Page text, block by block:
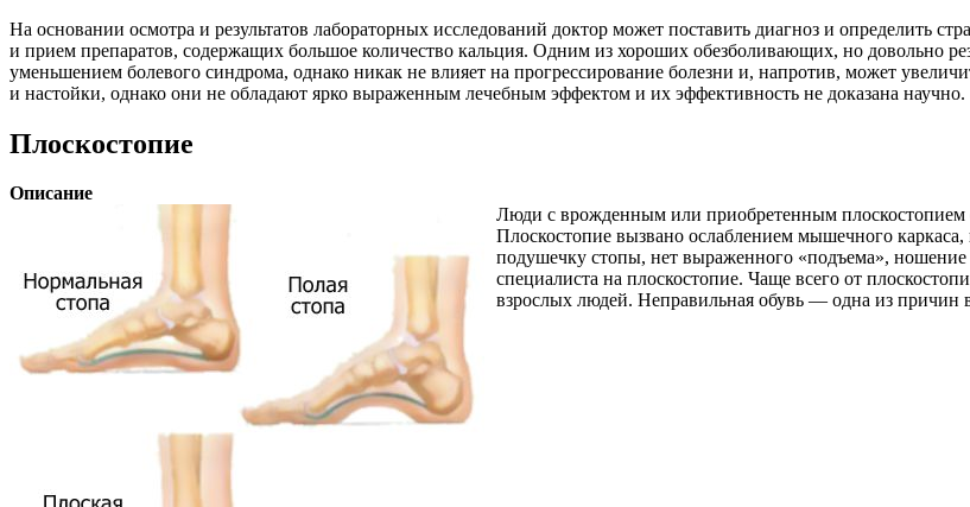
На основании осмотра и результатов лабораторных исследований доктор может поставить диагноз и определить
и прием препаратов, содержащих большое количество кальция. Одним из хороших обезболивающих, но довольно
уменьшением болевого синдрома, однако никак не влияет на прогрессирование болезни и, напротив, может
и настойки, однако они не обладают ярко выраженным лечебным эффектом и их эффективность не доказана научно.
Плоскостопие
Описание
Люди с врожденным или приобретенным плоскостопием
Плоскостопие вызвано ослаблением мышечного
подушечку стопы, нет выраженного «подъема»,
специалиста на плоскостопие. Чаще всего от
взрослых людей. Неправильная обувь — одна из причин